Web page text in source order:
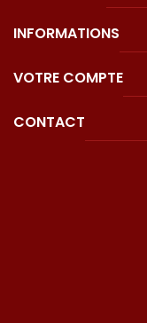
INFORMATIONS
VOTRE COMPTE
CONTACT